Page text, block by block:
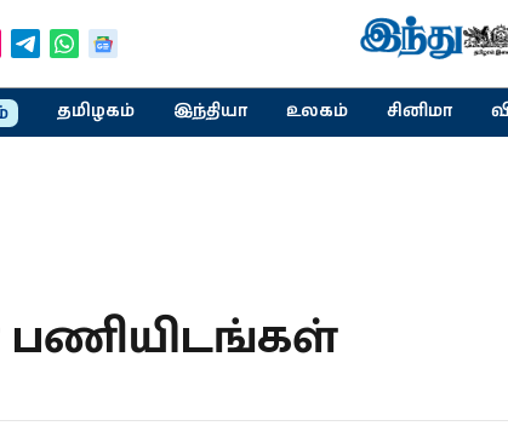
தமிழகம் இந்தியா உலகம் சினிமா
பணியிடங்கள்